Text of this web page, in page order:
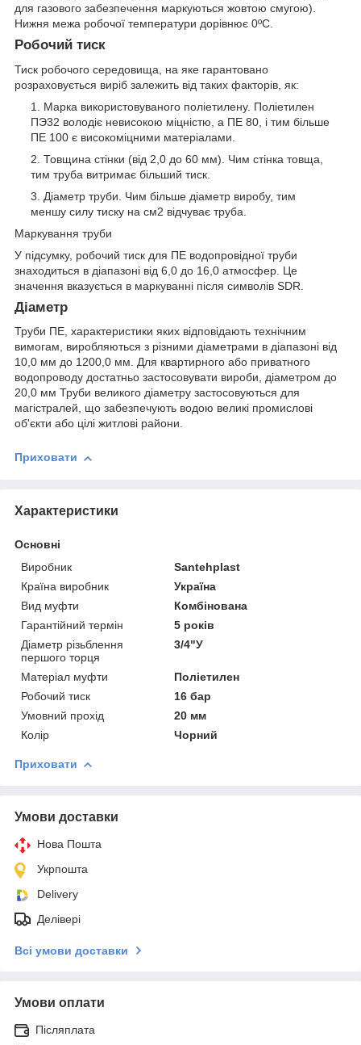
для газового забезпечення маркуються жовтою смугою).
Нижня межа робочої температури дорівнює 0ºС.
Робочий тиск
Тиск робочого середовища, на яке гарантовано
розраховується виріб залежить від таких факторів, як:
Марка використовуваного поліетилену. Поліетилен
ПЭ32 володіє невисокою міцністю, а ПЕ 80, і тим більше
ПЕ 100 є високоміцними матеріалами.
Товщина стінки (від 2,0 до 60 мм). Чим стінка товща,
тим труба витримає більший тиск.
Діаметр труби. Чим більше діаметр виробу, тим
меншу силу тиску на см2 відчуває труба.
Маркування труби
У підсумку, робочий тиск для ПЕ водопровідної труби
знаходиться в діапазоні від 6,0 до 16,0 атмосфер. Це
значення вказується в маркуванні після символів SDR.
Діаметр
Труби ПЕ, характеристики яких відповідають технічним
вимогам, виробляються з різними діаметрами в діапазоні від
10,0 мм до 1200,0 мм. Для квартирного або приватного
водопроводу достатньо застосовувати вироби, діаметром до
20,0 мм Труби великого діаметру застосовуються для
магістралей, що забезпечують водою великі промислові
об'єкти або цілі житлові райони.
Приховати
Характеристики
Основні
Виробник
Santehplast
Країна виробник
Україна
Вид муфти
Комбінована
Гарантійний термін
5 років
Діаметр різьблення
першого торця
3/4"У
Матеріал муфти
Поліетилен
Робочий тиск
16 бар
Умовний прохід
20 мм
Колір
Чорний
Приховати
Умови доставки
Нова Пошта
Укрпошта
Delivery
Делівері
Всі умови доставки
Умови оплати
Післяплата